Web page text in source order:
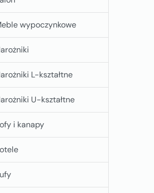
wypoczynkowe
L-kształtne
U-kształtne
i kanapy